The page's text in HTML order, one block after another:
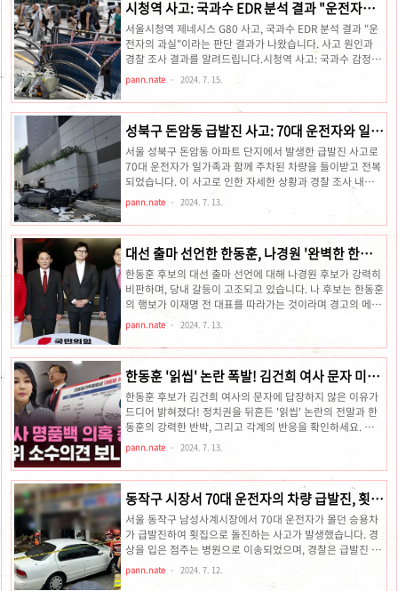
청장의 역할, 그리고 법적 대응 과정과 사회적 반응까지 상세
히 알아보겠습니다.이태원 참사의 배경2022년 10월 29일,
서울 이태원에서 발생한 참사는 많은 이들에게 충격을 주었
습니다. 핼러윈을 맞아 많은 인파가 몰리면서 압사 사고가 발
한 사고가 아..
시청역 사고: 국과수 EDR 분석 결과 "운전자의
과실"있다고 판단
서울시청역 제네시스 G80 사고, 국과수 EDR 분석 결과 "운
전자의 과실"이라는 판단 결과가 나왔습니다. 사고 원인과
경찰 조사 결과를 알려드립니다.시청역 사고: 국과수 감정 결
과와 운전자 과실 가능성서울시청역에서 발생한 제네시스
G80 역주행 사고와 관련하여 국립과학수사연구원(국과수)
은 사고 원인이 차량 결함보다는 운전자 과실일 가능성이 높
장은 지난 15일 정례 간담회에서 이 내용을 밝히며, "실체적
진실에 근접했다고 보면 된다"라고 언급했습니다.사고 조사
과정사고 직후, 경찰은 가해 차량 운전자 차모(68)씨가 몰던
제네시스 G80 차량과 사고기록장치(EDR)를 국과수에 보내
정밀 감식과 감정을 의뢰했습니다. 국과수의 분석 결과, 차
씨가 가속..
pann.nate 2024. 7. 15.
성북구 돈암동 급발진 사고: 70대 운전자와 일가
족 4명 다쳐
서울 성북구 돈암동 아파트 단지에서 발생한 급발진 사고로
70대 운전자가 일가족과 함께 주차된 차량을 들이받고 전복
되었습니다. 이 사고로 인한 자세한 상황과 경찰 조사 내용을
확인하세요서울 아파트 단지에서 70대 남성 운전자 급발진
주장 사고 발생서울 성북구 돈암동의 한 아파트 단지에서 70
대 남성 운전자가 일가족을 태우고 운전하던 중 주차된 차량
하고 있습니다.사고 개요13일 오후 2시 8분경, 성북소방서
와 성북경찰서에 따르면 이 사고는 주차된 차량을 들이받은
후 승용차가 전복되면서 일어났습니다. 사고 당시 차에는 70
대 남성 운전자 A 씨를 포함해 일가족 4명이 타고 있었으며,
모두 다쳤지만 생명에는 지장이 없는 것으로 전해졌습니다.
추가 피해 상황..
pann.nate 2024. 7. 13.
대선 출마 선언한 한동훈, 나경원 '완벽한 한재
명 될 것' 경고
한동훈 후보의 대선 출마 선언에 대해 나경원 후보가 강력히
비판하며, 당내 갈등이 고조되고 있습니다. 나 후보는 한동훈
의 행보가 이재명 전 대표를 따라가는 것이라며 경고의 메시
지를 전달했습니다. 대권주자의 당대표직 겸임이 불러올 위
험성과 그 정치적 논란을 자세히 알아보세요.한동훈과 이재
명의 대권 야망 비교: 정치적 논란과 당내 갈등한동훈과 이재
민주당 대표의 정치적 행보는 최근 많은 논란을 불러일으키
고 있습니다. 두 인물 모두 대선 출마 의지를 강하게 드러내
고 있으며, 이에 따른 당내 갈등이 심화되고 있습니다.한동훈
후보는 최근 자신의 대선 출마 의지를 공개적으로 밝히며 당
는 당내에서 많은 논란..
pann.nate 2024. 7. 13.
한동훈 '읽씹' 논란 폭발! 김건희 여사 문자 미응
답 진짜 이유는?
한동훈 후보가 김건희 여사의 문자에 답장하지 않은 이유가
드디어 밝혀졌다! 정치권을 뒤흔든 '읽씹' 논란의 전말과 한
동훈의 강력한 반박, 그리고 각계의 반응을 확인하세요. 이
충격적인 진실을 놓치지 마세요!한동훈, '읽씹' 논란에 대해
"위험한 당무 개입" 최근 국민의힘 당권 주자인 한동훈 후보
가 김건희 여사의 문자에 답장을 하지 않았다는 논란이 불거
졌습니다. 한 후보는 이에 대해 이 시점에서 이러한 논란을
제기하는 것은 비정상적인 당무 개입이며, 자제해야 한다라
고 강하게 반박했습니다. 이 사건은 많은 이들의 주목을 받고
있으며, 그 배경과 진실을 파헤쳐 봅니다.읽씹은 메시지를 읽
고도 답장을 하지 않는 행위를 의미합니다. 주로 채팅 앱에서
여사의..
pann.nate 2024. 7. 13.
동작구 시장서 70대 운전자의 차량 급발진, 횟집
돌진 사고 발생!
서울 동작구 남성사계시장에서 70대 운전자가 몰던 승용차
가 급발진하여 횟집으로 돌진하는 사고가 발생했습니다. 경
상을 입은 점주는 병원으로 이송되었으며, 경찰은 급발진 여
부를 조사 중입니다.동작구 시장서 70대 운전자의 승용차 횟
집 돌진 사고: 급발진 주장서울 동작구 남성사계시장에서 12
pann.nate 2024. 7. 12.